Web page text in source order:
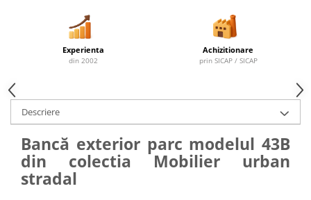
Experienta
din 2002
Achizitionare
prin SICAP / SICAP
Descriere
Bancă exterior parc modelul 43B
din colectia Mobilier urban
stradal